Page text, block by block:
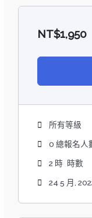
NT$1,950
所有等級
0 總報名人
2 時 時數
24 5 月,